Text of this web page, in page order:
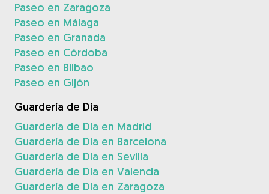
Paseo en Zaragoza
Paseo en Málaga
Paseo en Granada
Paseo en Córdoba
Paseo en Bilbao
Paseo en Gijón
Guardería de Día
Guardería de Día en Madrid
Guardería de Día en Barcelona
Guardería de Día en Sevilla
Guardería de Día en Valencia
Guardería de Día en Zaragoza